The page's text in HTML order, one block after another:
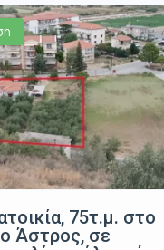
75τ.μ. στο
Άστρος, σε